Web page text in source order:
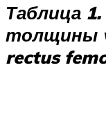
Таблица
толщины
rectus